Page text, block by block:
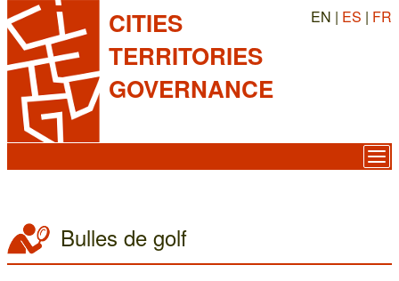
CITIES
TERRITORIES
GOVERNANCE
EN | ES | FR
Bulles de golf